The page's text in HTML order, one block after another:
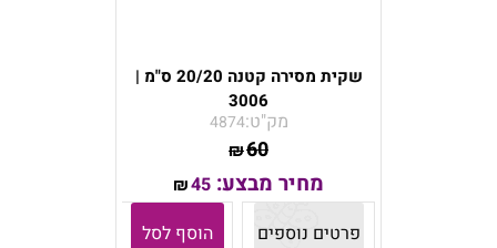
שקית מסירה קטנה 20/20 ס"מ |
3006
מק"ט:4874
₪60
מחיר מבצע: ₪45
פרטים נוספים
הוסף לסל